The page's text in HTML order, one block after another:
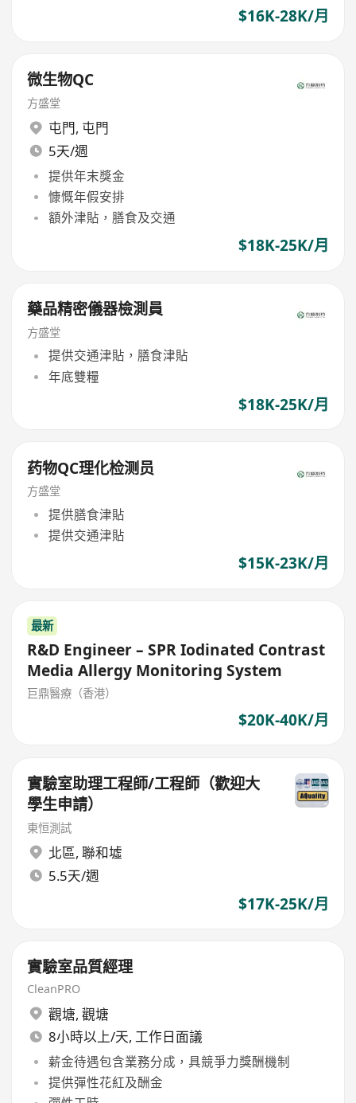
$16K-28K/月
微生物QC
方盛堂
屯門, 屯門
5天/週
提供年末獎金
慷慨年假安排
額外津貼，膳食及交通
$18K-25K/月
藥品精密儀器檢測員
方盛堂
提供交通津貼，膳食津貼
年底雙糧
$18K-25K/月
药物QC理化检测员
方盛堂
提供膳食津貼
提供交通津貼
$15K-23K/月
最新
R&D Engineer – SPR Iodinated Contrast
Media Allergy Monitoring System
巨鼎醫療（香港）
$20K-40K/月
實驗室助理工程師/工程師（歡迎大
學生申請）
東恒測試
北區, 聯和墟
5.5天/週
$17K-25K/月
實驗室品質經理
CleanPRO
觀塘, 觀塘
8小時以上/天, 工作日面議
薪金待遇包含業務分成，具競爭力獎酬機制
提供彈性花紅及酬金